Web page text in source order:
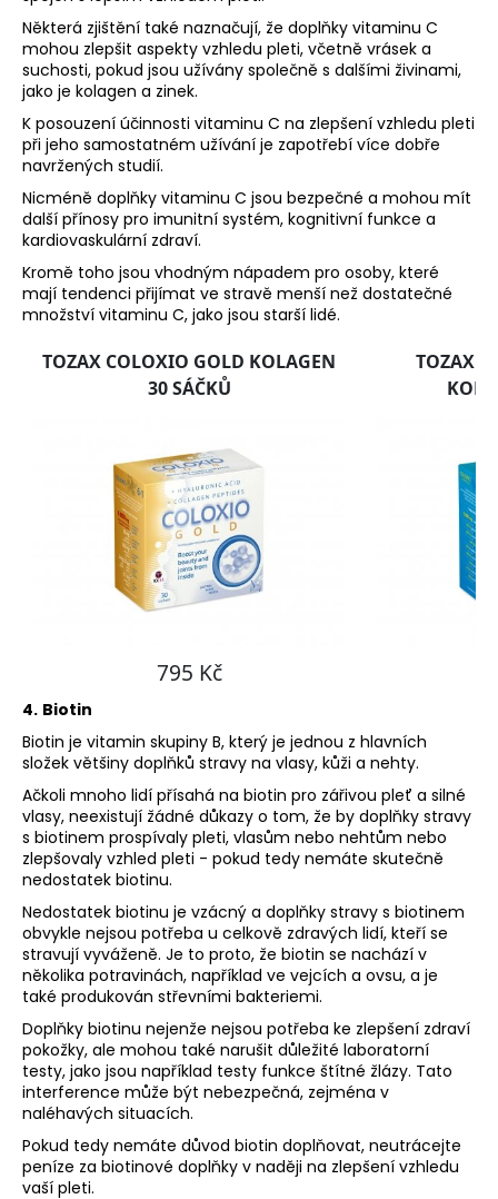
Některá zjištění také naznačují, že doplňky vitaminu C
mohou zlepšit aspekty vzhledu pleti, včetně vrásek a
suchosti, pokud jsou užívány společně s dalšími živinami,
jako je kolagen a zinek.
K posouzení účinnosti vitaminu C na zlepšení vzhledu pleti
při jeho samostatném užívání je zapotřebí více dobře
navržených studií.
Nicméně doplňky vitaminu C jsou bezpečné a mohou mít
další přínosy pro imunitní systém, kognitivní funkce a
kardiovaskulární zdraví.
Kromě toho jsou vhodným nápadem pro osoby, které
mají tendenci přijímat ve stravě menší než dostatečné
množství vitaminu C, jako jsou starší lidé.
4. Biotin
Biotin je vitamin skupiny B, který je jednou z hlavních
složek většiny doplňků stravy na vlasy, kůži a nehty.
Ačkoli mnoho lidí přísahá na biotin pro zářivou pleť a silné
vlasy, neexistují žádné důkazy o tom, že by doplňky stravy
s biotinem prospívaly pleti, vlasům nebo nehtům nebo
zlepšovaly vzhled pleti - pokud tedy nemáte skutečně
nedostatek biotinu.
Nedostatek biotinu je vzácný a doplňky stravy s biotinem
obvykle nejsou potřeba u celkově zdravých lidí, kteří se
stravují vyváženě. Je to proto, že biotin se nachází v
několika potravinách, například ve vejcích a ovsu, a je
také produkován střevními bakteriemi.
Doplňky biotinu nejenže nejsou potřeba ke zlepšení zdraví
pokožky, ale mohou také narušit důležité laboratorní
testy, jako jsou například testy funkce štítné žlázy. Tato
interference může být nebezpečná, zejména v
naléhavých situacích.
Pokud tedy nemáte důvod biotin doplňovat, neutrácejte
peníze za biotinové doplňky v naději na zlepšení vzhledu
vaší pleti.